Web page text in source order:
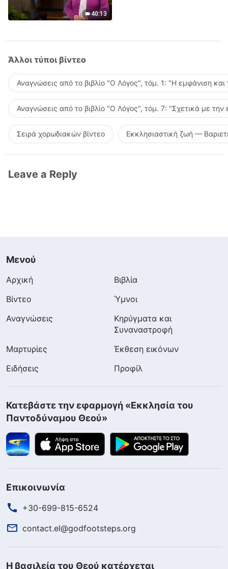
40:13
Άλλοι τύποι βίντεο
Αναγνώσεις από το βιβλίο "Ο Λόγος", τόμ. 1: "Η εμφάνιση
Αναγνώσεις από το βιβλίο "Ο Λόγος", τόμ. 7: "Σχετικά με την
Σειρά χορωδιακών βίντεο Εκκλησιαστική ζωή —
Leave a Reply
Μενού
Αρχική
Βιβλία
Βίντεο
Ύμνοι
Αναγνώσεις
Κηρύγματα και
Συναναστροφή
Μαρτυρίες
Έκθεση εικόνων
Ειδήσεις
Προφίλ
Κατεβάστε την εφαρμογή «Εκκλησία του
Παντοδύναμου Θεού»
Επικοινωνία
+30-699-815-6524
contact.el@godfootsteps.org
Η βασιλεία του Θεού κατέρχεται